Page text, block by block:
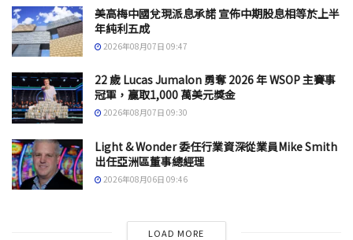
美高梅中國兌現派息承諾 宣佈中期股息相等於上半
年純利五成
2026年08月07日 09:47
22 歲 Lucas Jumalon 勇奪 2026 年 WSOP 主賽事
冠軍，贏取1,000 萬美元獎金
2026年08月07日 09:30
Light & Wonder 委任行業資深從業員Mike Smith
出任亞洲區董事總經理
2026年08月06日 09:46
LOAD MORE